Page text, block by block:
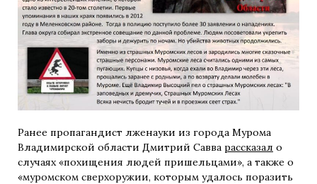
Ранее пропагандист лженауки из города Мурома
Владимирской области Дмитрий Савва рассказал о
случаях «похищения людей пришельцами», а также о
«муромском сверхоружии, которым удалось поразить